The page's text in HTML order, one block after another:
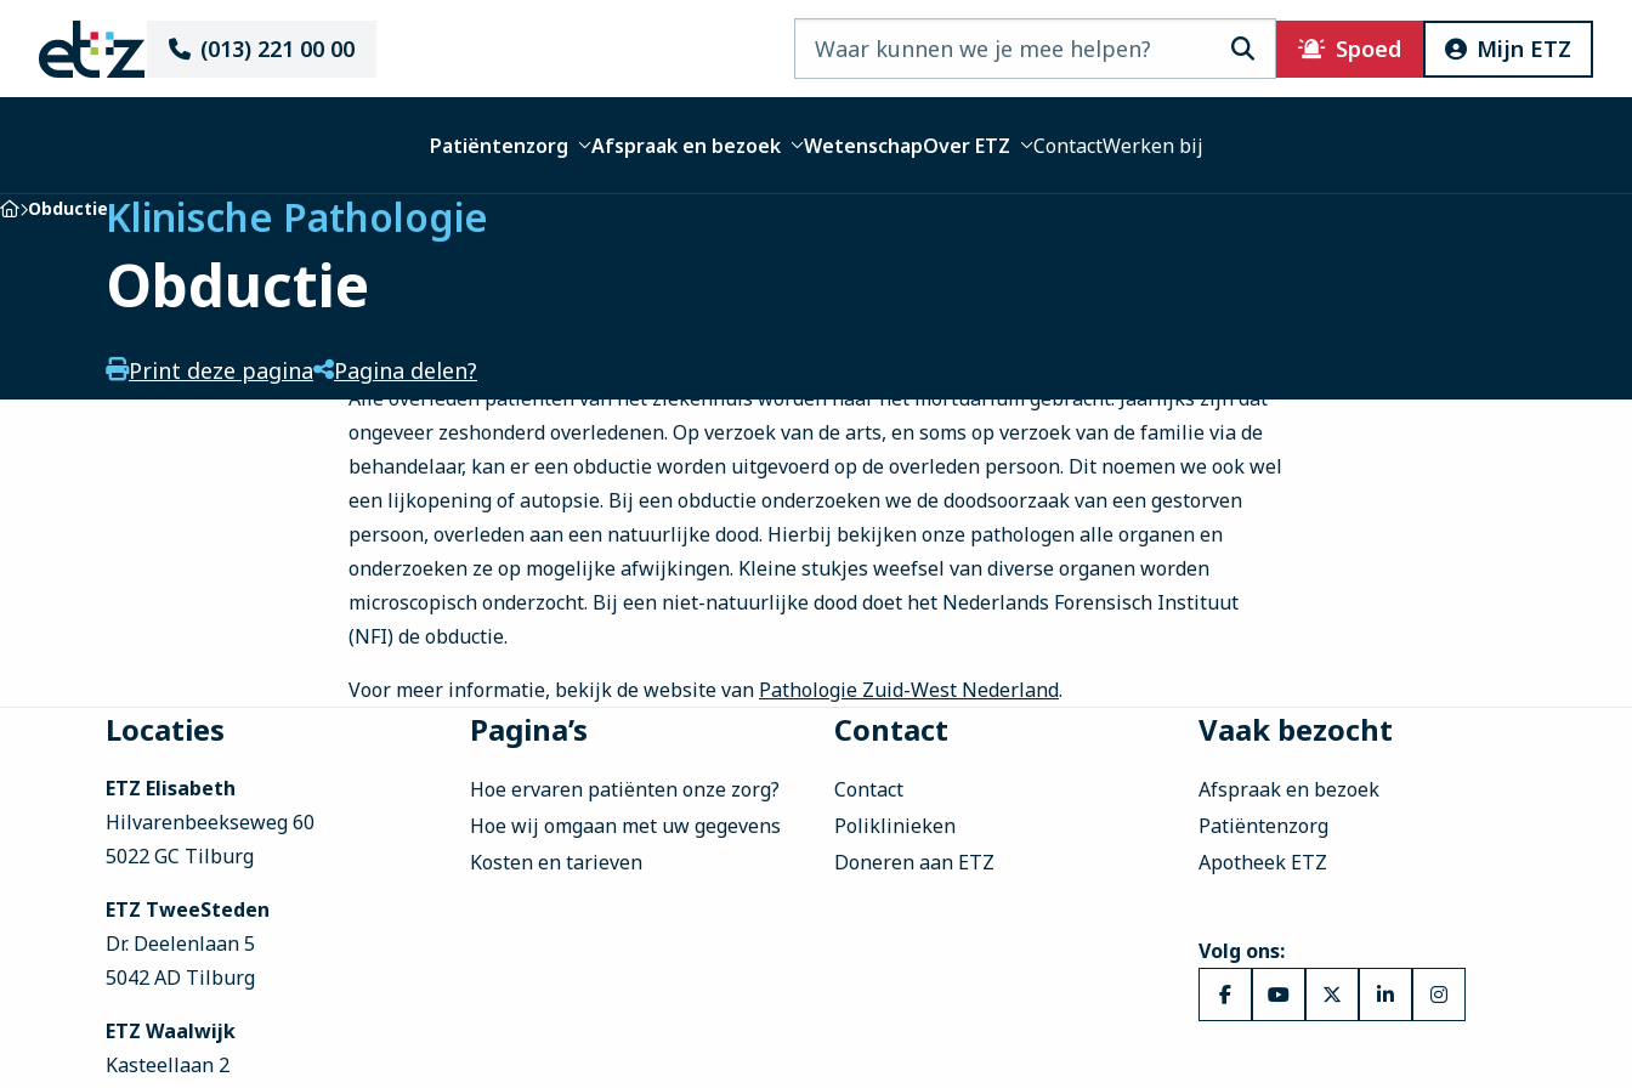
Elisabeth-
TweeSteden
Ziekenhuis
(013) 221 00 00 Zoeken Spoed Mijn ETZ
Patiëntenzorg Afspraak en bezoek WetenschapOver ETZ ContactWerken bij
Home
ObductieKlinische Pathologie
Obductie
Print deze pagina Pagina delen?
Alle overleden patiënten van het ziekenhuis worden naar het mortuarium gebracht. Jaarlijks zijn dat
ongeveer zeshonderd overledenen. Op verzoek van de arts, en soms op verzoek van de familie via de
behandelaar, kan er een obductie worden uitgevoerd op de overleden persoon. Dit noemen we ook wel
een lijkopening of autopsie. Bij een obductie onderzoeken we de doodsoorzaak van een gestorven
persoon, overleden aan een natuurlijke dood. Hierbij bekijken onze pathologen alle organen en
onderzoeken ze op mogelijke afwijkingen. Kleine stukjes weefsel van diverse organen worden
microscopisch onderzocht. Bij een niet-natuurlijke dood doet het Nederlands Forensisch Instituut
(NFI) de obductie.
Voor meer informatie, bekijk de website van Pathologie Zuid-West Nederland.
footer
Locaties
ETZ Elisabeth
Hilvarenbeekseweg 60
5022 GC Tilburg
ETZ TweeSteden
Dr. Deelenlaan 5
5042 AD Tilburg
ETZ Waalwijk
Kasteellaan 2
Pagina’s
Hoe ervaren patiënten onze zorg?
Hoe wij omgaan met uw gegevens
Kosten en tarieven
Contact
Contact
Poliklinieken
Doneren aan ETZ
Vaak bezocht
Afspraak en bezoek
Patiëntenzorg
Apotheek ETZ
Volg ons:
Ga
Ga
Ga
Ga
Ga